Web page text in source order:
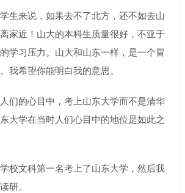
生来说，如果去不了北方，还不如去山
家近！山大的本科生质量很好，不亚于
学习压力。山大和山东一样，是一个冒
我希望你能明白我的意思。
们的心目中，考上山东大学而不是清华
大学在当时人们心目中的地位是如此之
校文科第一名考上了山东大学，然后我
研。